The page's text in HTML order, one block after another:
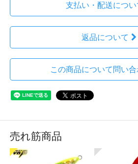
支払い・配送につい
返品について
この商品について問い合
売れ筋商品